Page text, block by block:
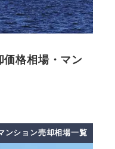
価格相場・マン
ンション売却相場一覧